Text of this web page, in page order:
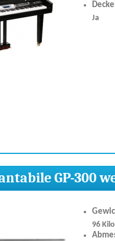
Ja
GP-300
96